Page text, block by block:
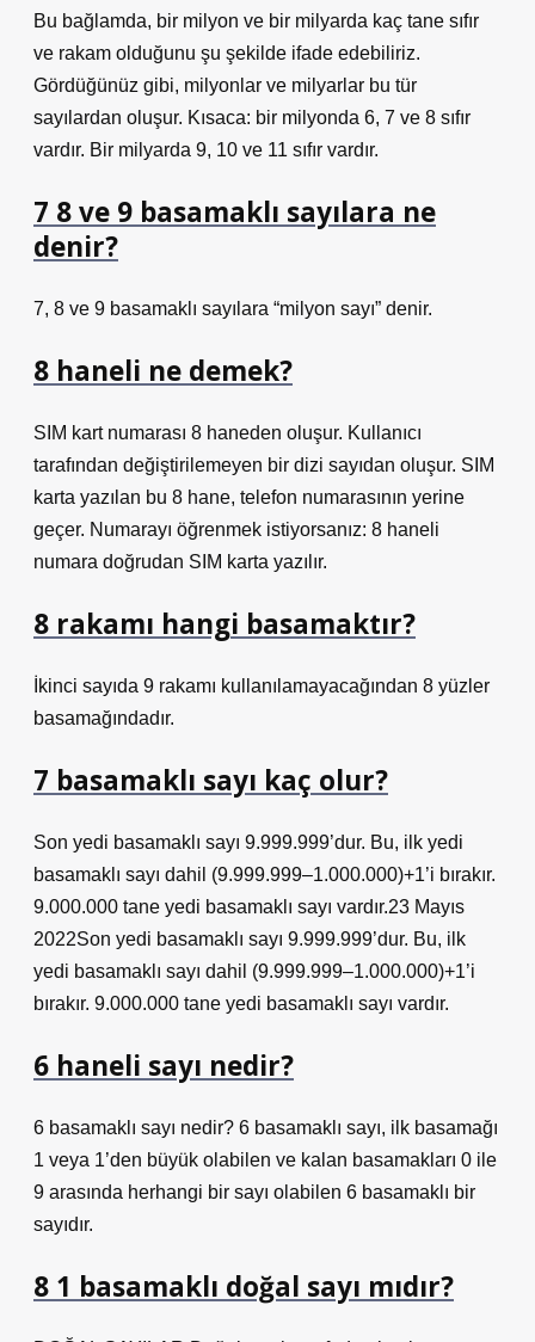
Bu bağlamda, bir milyon ve bir milyarda kaç tane sıfır
ve rakam olduğunu şu şekilde ifade edebiliriz.
Gördüğünüz gibi, milyonlar ve milyarlar bu tür
sayılardan oluşur. Kısaca: bir milyonda 6, 7 ve 8 sıfır
vardır. Bir milyarda 9, 10 ve 11 sıfır vardır.
7 8 ve 9 basamaklı sayılara ne
denir?
7, 8 ve 9 basamaklı sayılara “milyon sayı” denir.
8 haneli ne demek?
SIM kart numarası 8 haneden oluşur. Kullanıcı
tarafından değiştirilemeyen bir dizi sayıdan oluşur. SIM
karta yazılan bu 8 hane, telefon numarasının yerine
geçer. Numarayı öğrenmek istiyorsanız: 8 haneli
numara doğrudan SIM karta yazılır.
8 rakamı hangi basamaktır?
İkinci sayıda 9 rakamı kullanılamayacağından 8 yüzler
basamağındadır.
7 basamaklı sayı kaç olur?
Son yedi basamaklı sayı 9.999.999’dur. Bu, ilk yedi
basamaklı sayı dahil (9.999.999–1.000.000)+1’i bırakır.
9.000.000 tane yedi basamaklı sayı vardır.23 Mayıs
2022Son yedi basamaklı sayı 9.999.999’dur. Bu, ilk
yedi basamaklı sayı dahil (9.999.999–1.000.000)+1’i
bırakır. 9.000.000 tane yedi basamaklı sayı vardır.
6 haneli sayı nedir?
6 basamaklı sayı nedir? 6 basamaklı sayı, ilk basamağı
1 veya 1’den büyük olabilen ve kalan basamakları 0 ile
9 arasında herhangi bir sayı olabilen 6 basamaklı bir
sayıdır.
8 1 basamaklı doğal sayı mıdır?